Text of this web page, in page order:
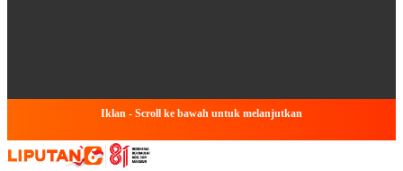
Iklan - Scroll ke bawah untuk melanjutkan